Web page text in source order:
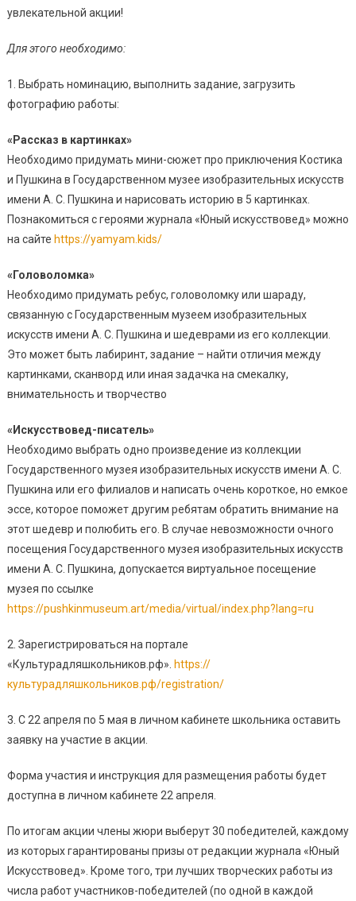
увлекательной акции!
Для этого необходимо:
1. Выбрать номинацию, выполнить задание, загрузить
фотографию работы:
«Рассказ в картинках»
Необходимо придумать мини-сюжет про приключения Костика
и Пушкина в Государственном музее изобразительных искусств
имени А. С. Пушкина и нарисовать историю в 5 картинках.
Познакомиться с героями журнала «Юный искусствовед» можно
на сайте https://yamyam.kids/
«Головоломка»
Необходимо придумать ребус, головоломку или шараду,
связанную с Государственным музеем изобразительных
искусств имени А. С. Пушкина и шедеврами из его коллекции.
Это может быть лабиринт, задание – найти отличия между
картинками, сканворд или иная задачка на смекалку,
внимательность и творчество
«Искусствовед-писатель»
Необходимо выбрать одно произведение из коллекции
Государственного музея изобразительных искусств имени А. С.
Пушкина или его филиалов и написать очень короткое, но емкое
эссе, которое поможет другим ребятам обратить внимание на
этот шедевр и полюбить его. В случае невозможности очного
посещения Государственного музея изобразительных искусств
имени А. С. Пушкина, допускается виртуальное посещение
музея по ссылке
https://pushkinmuseum.art/media/virtual/index.php?lang=ru
2. Зарегистрироваться на портале
«Культурадляшкольников.рф». https://
культурадляшкольников.рф/registration/
3. С 22 апреля по 5 мая в личном кабинете школьника оставить
заявку на участие в акции.
Форма участия и инструкция для размещения работы будет
доступна в личном кабинете 22 апреля.
По итогам акции члены жюри выберут 30 победителей, каждому
из которых гарантированы призы от редакции журнала «Юный
Искусствовед». Кроме того, три лучших творческих работы из
числа работ участников-победителей (по одной в каждой